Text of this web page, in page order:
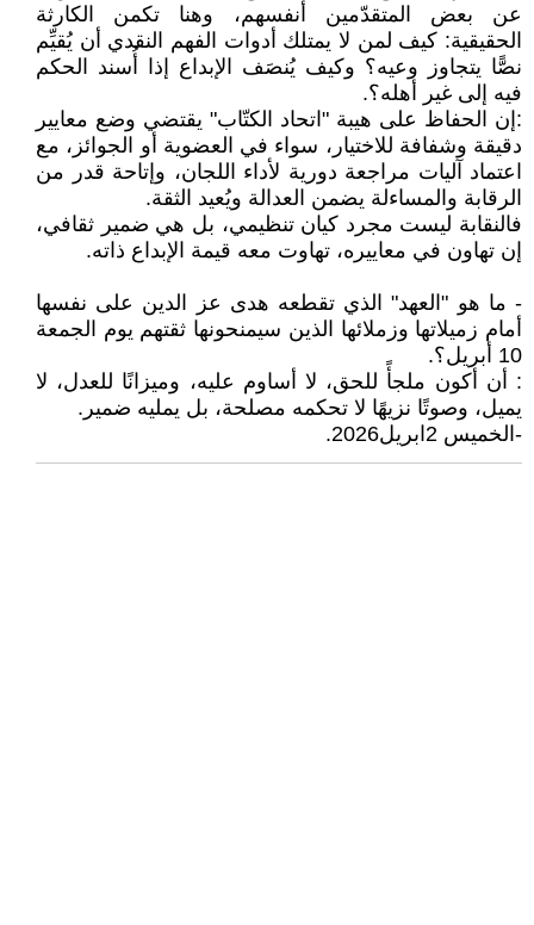
عن بعض المتقدّمين أنفسهم، وهنا تكمن الكارثة
الحقيقية: كيف لمن لا يمتلك أدوات الفهم النقدي أن يُقيِّم
نصًّا يتجاوز وعيه؟ وكيف يُنصَف الإبداع إذا أُسند الحكم
فيه إلى غير أهله؟.
:إن الحفاظ على هيبة "اتحاد الكتّاب" يقتضي وضع معايير
دقيقة وشفافة للاختيار، سواء في العضوية أو الجوائز، مع
اعتماد آليات مراجعة دورية لأداء اللجان، وإتاحة قدر من
الرقابة والمساءلة يضمن العدالة ويُعيد الثقة.
فالنقابة ليست مجرد كيان تنظيمي، بل هي ضمير ثقافي،
إن تهاون في معاييره، تهاوت معه قيمة الإبداع ذاته.
- ما هو "العهد" الذي تقطعه هدى عز الدين على نفسها
أمام زميلاتها وزملائها الذين سيمنحونها ثقتهم يوم الجمعة
10 أبريل؟.
: أن أكون ملجأً للحق، لا أساوم عليه، وميزانًا للعدل، لا
يميل، وصوتًا نزيهًا لا تحكمه مصلحة، بل يمليه ضمير.
-الخميس 2ابريل2026.